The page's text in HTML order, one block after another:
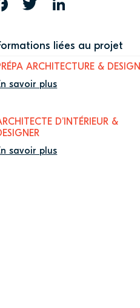
FACEBOOKTWITTER
liées au projet
ARCHITECTURE & DESIGN
savoir plus
D’INTÉRIEUR &
savoir plus